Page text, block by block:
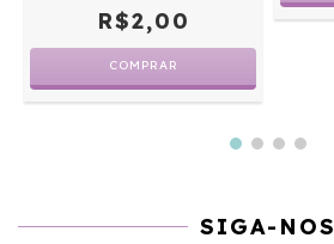
R$2,00
SIGA-NOS